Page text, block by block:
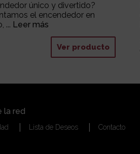
único y divertido?
el encendedor en
... Leer más
Ver producto
la red
Lista de Deseos Contacto